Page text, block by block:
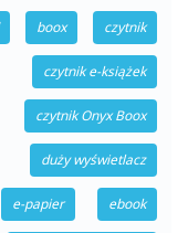
boox czytnik
czytnik e-książek
czytnik Onyx Boox
duży wyświetlacz
e-papier ebook